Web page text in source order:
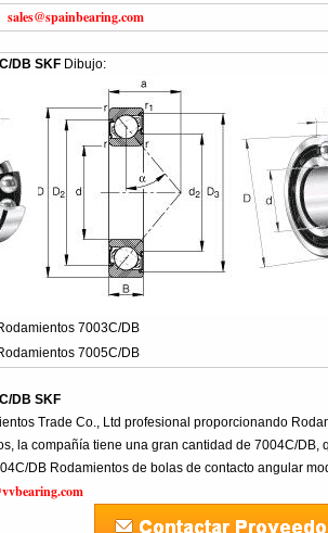
sales@spainbearing.com
DB SKF Dibujo:
7003C/DB
7005C/DB
DB SKF
Trade Co., Ltd profesional proporcionando
la compañía tiene una gran cantidad de 7004C/DB,
DB Rodamientos de bolas de contacto angular